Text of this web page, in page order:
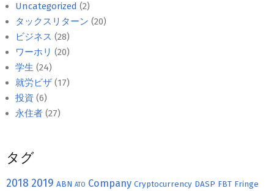
Uncategorized (2)
タックスリターン (20)
ビジネス (28)
ワーホリ (20)
学生 (24)
就労ビザ (17)
投資 (6)
永住者 (27)
タグ
2018 2019 ABN ATO Company Cryptocurrency DASP FBT Fringe